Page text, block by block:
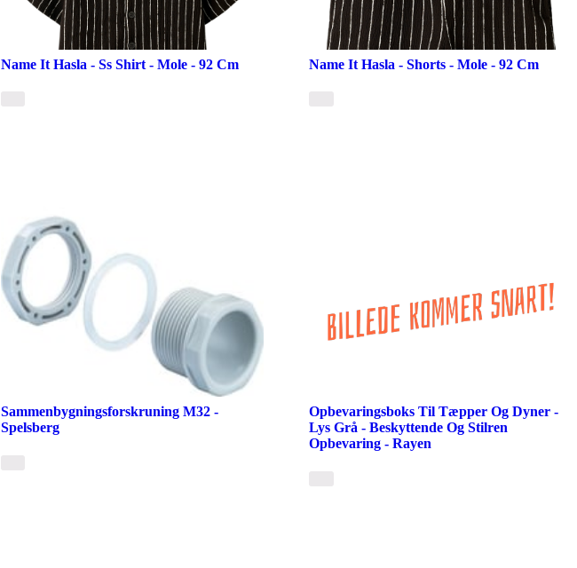
Name It Hasla - Ss Shirt - Mole - 92 Cm Name It Hasla - Shorts - Mole - 92 Cm
Sammenbygningsforskruning M32 -
Spelsberg
Opbevaringsboks Til Tæpper Og Dyner -
Lys Grå - Beskyttende Og Stilren
Opbevaring - Rayen